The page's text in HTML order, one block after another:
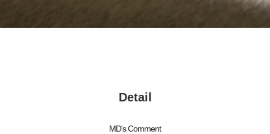
Detail
MD's Comment